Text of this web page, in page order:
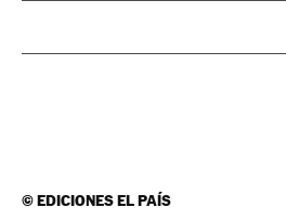
©EDICIONES EL PAÍS